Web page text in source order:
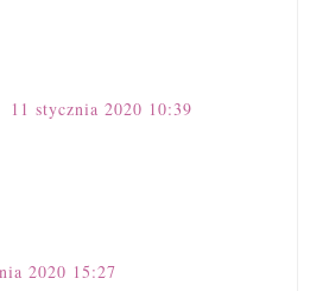
11 stycznia 2020 10:39
2020 15:27